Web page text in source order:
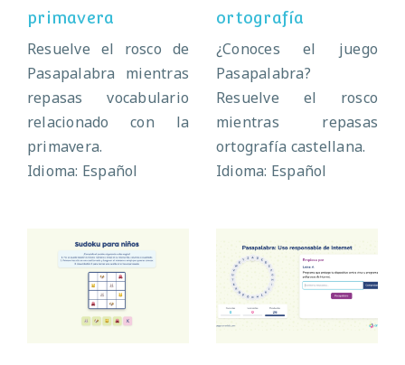
primavera
Resuelve el rosco de
Pasapalabra mientras
repasas vocabulario
relacionado con la
primavera.
Idioma: Español
ortografía
¿Conoces el juego
Pasapalabra?
Resuelve el rosco
mientras repasas
ortografía castellana.
Idioma: Español
Sudoku para
niños
Pasapalabra de
seguridad en
Internet